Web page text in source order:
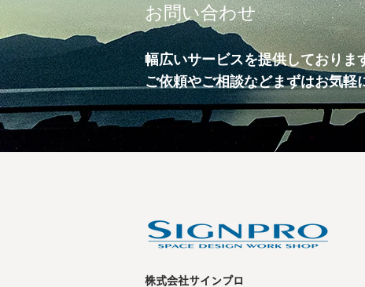
​お問い合わせ
幅広いサービスを提供しておりま
ご依頼やご相談などまずはお気軽
株式会社サインプロ